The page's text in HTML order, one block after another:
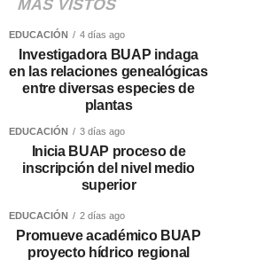
MÁS VISTOS
EDUCACIÓN 4 días ago
Investigadora BUAP indaga
en las relaciones genealógicas
entre diversas especies de
plantas
EDUCACIÓN 3 días ago
Inicia BUAP proceso de
inscripción del nivel medio
superior
EDUCACIÓN 2 días ago
Promueve académico BUAP
proyecto hídrico regional